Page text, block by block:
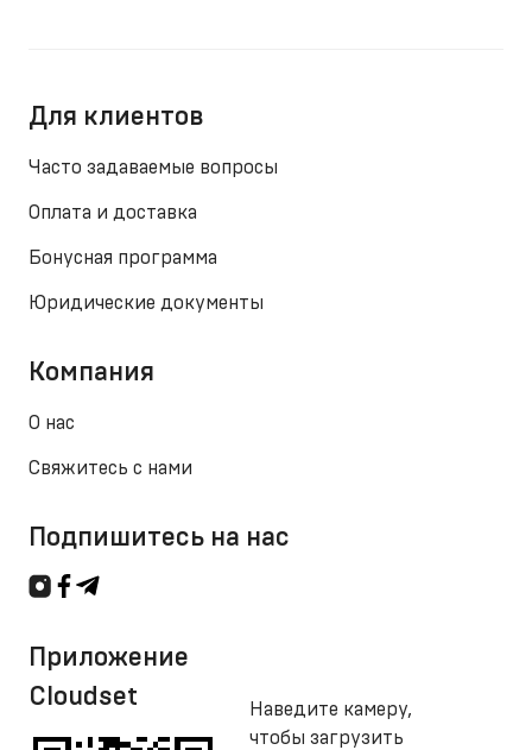
Для клиентов
Часто задаваемые вопросы
Оплата и доставка
Бонусная программа
Юридические документы
Компания
О нас
Свяжитесь с нами
Подпишитесь на нас
Приложение
Cloudset
Наведите камеру,
чтобы загрузить